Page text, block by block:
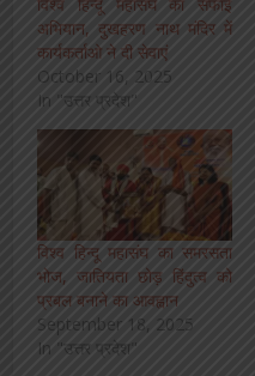
अभियान, दुखहरण नाथ मंदिर में
कार्यकर्ताओ ने दी सेवाएं
October 16, 2025
In "उत्तर प्रदेश"
विश्व हिन्दू महासंघ का समरसता
भोज, जातियता छोड़ हिंदुत्व को
प्रबल बनाने का आवह्वान
September 18, 2025
In "उत्तर प्रदेश"